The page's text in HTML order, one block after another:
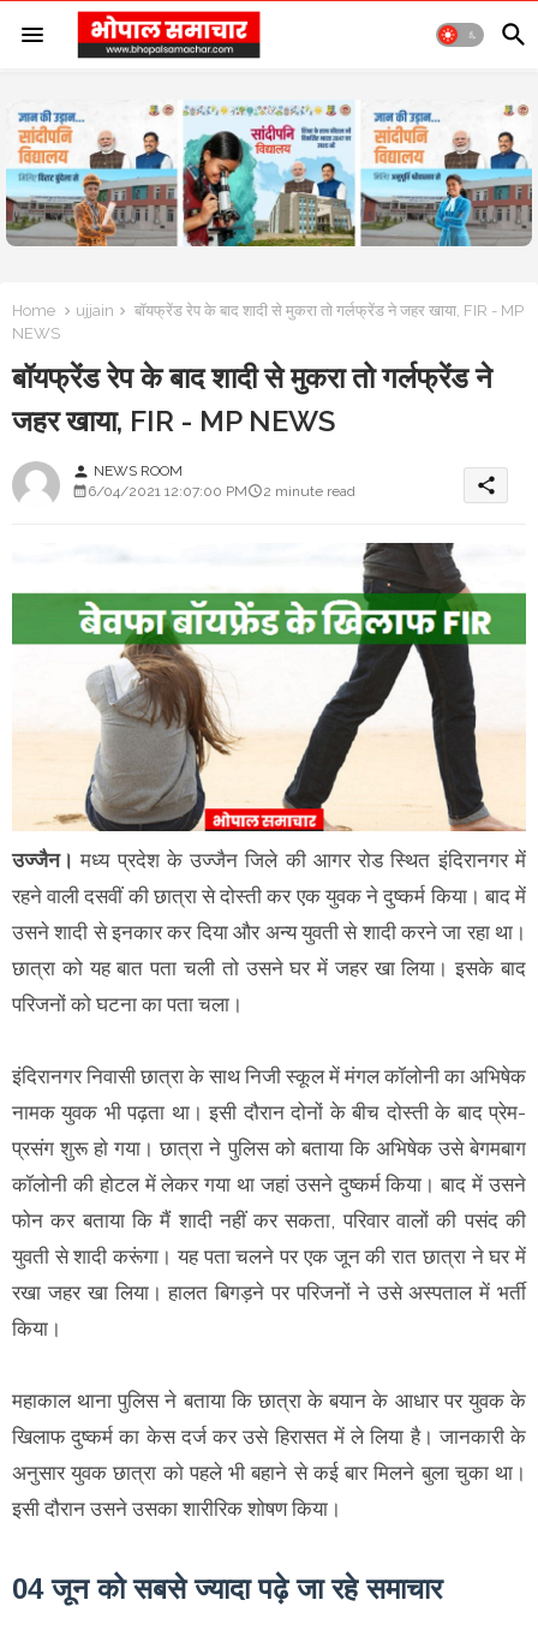
Home ujjain
बॉयफ्रेंड रेप के बाद शादी से मुकरा तो गर्लफ्रेंड ने जहर खाया, FIR - MP
NEWS
बॉयफ्रेंड रेप के बाद शादी से मुकरा तो गर्लफ्रेंड ने
जहर खाया, FIR - MP NEWS
person NEWS ROOM
6/04/2021 12:07:00 PM
2 minute read share
उज्जैन। मध्य प्रदेश के उज्जैन जिले की आगर रोड स्थित इंदिरानगर में
रहने वाली दसवीं की छात्रा से दोस्ती कर एक युवक ने दुष्कर्म किया। बाद में
उसने शादी से इनकार कर दिया और अन्य युवती से शादी करने जा रहा था।
छात्रा को यह बात पता चली तो उसने घर में जहर खा लिया। इसके बाद
परिजनों को घटना का पता चला।
इंदिरानगर निवासी छात्रा के साथ निजी स्कूल में मंगल कॉलोनी का अभिषेक
नामक युवक भी पढ़ता था। इसी दौरान दोनों के बीच दोस्ती के बाद प्रेम-
प्रसंग शुरू हाे गया। छात्रा ने पुलिस को बताया कि अभिषेक उसे बेगमबाग
कॉलोनी की होटल में लेकर गया था जहां उसने दुष्कर्म किया। बाद में उसने
फोन कर बताया कि मैं शादी नहीं कर सकता, परिवार वालों की पसंद की
युवती से शादी करूंगा। यह पता चलने पर एक जून की रात छात्रा ने घर में
रखा जहर खा लिया। हालत बिगड़ने पर परिजनों ने उसे अस्पताल में भर्ती
किया।
महाकाल थाना पुलिस ने बताया कि छात्रा के बयान के आधार पर युवक के
खिलाफ दुष्कर्म का केस दर्ज कर उसे हिरासत में ले लिया है। जानकारी के
अनुसार युवक छात्रा को पहले भी बहाने से कई बार मिलने बुला चुका था।
इसी दौरान उसने उसका शारीरिक शोषण किया।
04 जून को सबसे ज्यादा पढ़े जा रहे समाचार